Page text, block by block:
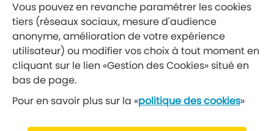
Réseaux sociaux
Suivez-nous
Retrouvez nous sur Facebook
Vous pouvez en revanche paramétrer les cookies
tiers (réseaux sociaux, mesure d'audience
anonyme, amélioration de votre expérience
utilisateur) ou modifier vos choix à tout moment en
cliquant sur le lien «Gestion des Cookies» situé en
bas de page.
Pour en savoir plus sur la «politique des cookies»